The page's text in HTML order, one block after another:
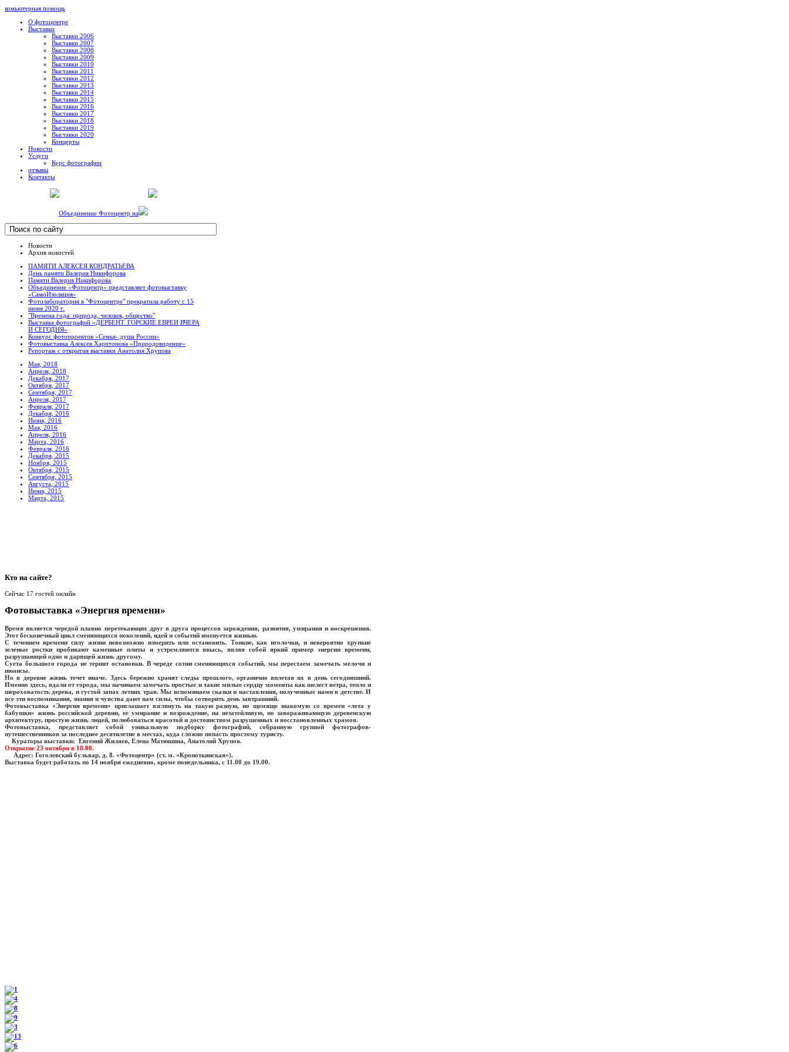
комьютерная помощь
О фотоцентре
Выставки
Выставки 2006
Выставки 2007
Выставки 2008
Выставки 2009
Выставки 2010
Выставки 2011
Выставки 2012
Выставки 2013
Выставки 2014
Выставки 2015
Выставки 2016
Выставки 2017
Выставки 2018
Выставки 2019
Выставки 2020
Концерты
Новости
Услуги
Курс фотографии
отзывы
Контакты
Объединение Фотоцентр на
Новости
Архив новостей
ПАМЯТИ АЛЕКСЕЯ КОНДРАТЬЕВА
День памяти Валерия Никифорова
Памяти Валерия Никифорова
Объединение «Фотоцентр» представляет фотовыставку
«СамоИзоляция»
Фотолаборатория в "Фотоцентре" прекратила работу с 15
июня 2020 г.
"Времена года: природа, человек, общество"
Выставка фотографий «ДЕРБЕНТ. ГОРСКИЕ ЕВРЕИ ВЧЕРА
И СЕГОДНЯ»
Конкурс фотопроектов «Семья- душа России»
Фотовыставка Алексея Харитонова «Природовидение»
Репортаж с открытия выставки Анатолия Хрупова
Мая, 2018
Апреля, 2018
Декабря, 2017
Октября, 2017
Сентября, 2017
Апреля, 2017
Февраля, 2017
Декабря, 2016
Июня, 2016
Мая, 2016
Апреля, 2016
Марта, 2016
Февраля, 2016
Декабря, 2015
Ноября, 2015
Октября, 2015
Сентября, 2015
Августа, 2015
Июня, 2015
Марта, 2015
Кто на сайте?
Сейчас 17 гостей онлайн
Фотовыставка «Энергия времени»
Время является чередой плавно перетекающих друг в друга процессов зарождения, развития, умирания и воскрешения.
Этот бесконечный цикл сменяющихся поколений, идей и событий именуется жизнью.
С течением времени силу жизни невозможно измерить или остановить. Тонкие, как иголочки, и невероятно хрупкие
зеленые ростки пробивают каменные плиты и устремляются ввысь, являя собой яркий пример энергии времени,
разрушающей одно и дарящей жизнь другому.
Суета большого города не терпит остановки. В череде сотни сменяющихся событий, мы перестаем замечать мелочи и
нюансы.
Но в деревне жизнь течет иначе. Здесь бережно хранят следы прошлого, органично вплетая их в день сегодняшний.
Именно здесь, вдали от города, мы начинаем замечать простые и такие милые сердцу моменты как шелест ветра, тепло и
шероховатость дерева, и густой запах летних трав. Мы вспоминаем сказки и наставления, полученные нами в детстве. И
все эти воспоминания, знания и чувства дают нам силы, чтобы сотворить день завтрашний.
Фотовыставка «Энергия времени» приглашает взглянуть на такую разную, но щемяще знакомую со времен «лета у
бабушки» жизнь российской деревни, ее умирание и возрождение, на незатейливую, но завораживающую деревенскую
архитектуру, простую жизнь людей, полюбоваться красотой и достоинством разрушенных и восстановленных храмов.
Фотовыставка, представляет собой уникальную подборку фотографий, собранную группой фотографов-
путешественников за последнее десятилетие в местах, куда сложно попасть простому туристу.
Кураторы выставки: Евгений Жиляев, Елена Матюшина, Анатолий Хрупов.
Открытие 23 октября в 18.00.
Адрес: Гоголевский бульвар, д. 8. «Фотоцентр» (ст. м. «Кропоткинская»).
Выставка будет работать по 14 ноября ежедневно, кроме понедельника, с 11.00 до 19.00.